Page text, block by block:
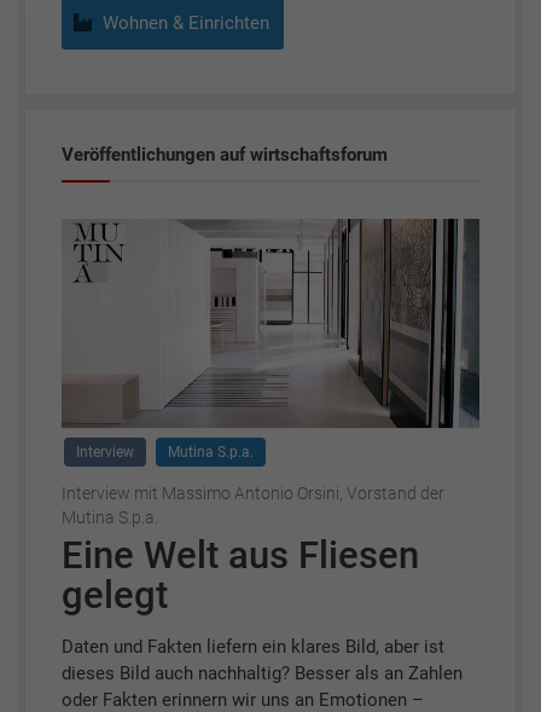
Wohnen & Einrichten
Veröffentlichungen auf wirtschaftsforum
Interview Mutina S.p.a.
Interview mit Massimo Antonio Orsini, Vorstand der
Mutina S.p.a.
Eine Welt aus Fliesen
gelegt
Daten und Fakten liefern ein klares Bild, aber ist
dieses Bild auch nachhaltig? Besser als an Zahlen
oder Fakten erinnern wir uns an Emotionen –